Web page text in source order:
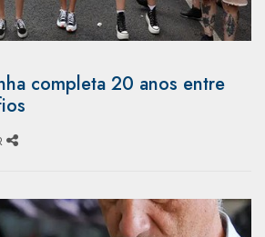
completa 20 anos entre